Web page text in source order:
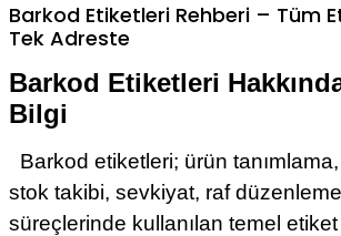
Barkod Etiketleri Rehberi – Tüm
Tek Adreste
Barkod Etiketleri
Bilgi
Barkod etiketleri; ürün
stok takibi, sevkiyat, raf
süreçlerinde kullanılan temel etiket